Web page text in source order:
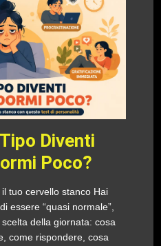
Diventi
Poco?
tuo cervello stanco Hai
essere “quasi normale”,
della giornata: cosa
come rispondere, cosa